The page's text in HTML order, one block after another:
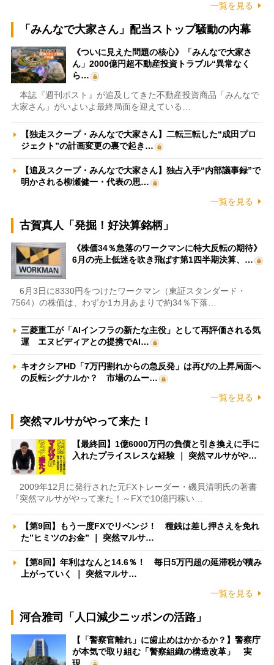
一覧を見る
「みんなで大家さん」配当ストップ騒動の内幕
《ついに見えた問題の核心》「みんなで大家さ
ん」2000億円超不動産投資トラブル“異常なく
ら…
本誌『週刊ポスト』が追及してきた不動産投資商品「みんなで
大家さん」がいよいよ最終局面を迎えている…
【独走スクープ・みんなで大家さん】二転三転した“成田プロ
ジェクト”の計画変更の裏で起き…
【追及スクープ・みんなで大家さん】独占入手“内部議事録”で
明かされる柳瀬健一・代表の思…
一覧を見る
古賀真人「発掘！好決算銘柄」
《株価34％急落のワークマンに特大反転の期待》
6月の売上低迷を吹き飛ばす第1四半期決算、…
6月3日に8330円をつけたワークマン（東証スタンダード・
7564）の株価は、わずか1カ月あまりで約34％下落…
三菱重工が「AIインフラの新たな主役」として再評価される気
運 エヌビディアとの提携でAI…
キオクシアHD「7万円割れからの急反発」は再びの上昇局面へ
の反転シグナルか？ 市場のムー…
一覧を見る
突然マルサがやって来た！
【最終回】1億6000万円の負債と引き換えに手に
入れたプライスレスな経験 ｜ 突然マルサがや…
2009年12月に発行された元FXトレーダー・磯貝清明氏の著書
『突然マルサがやって来た！～FXで10億円稼い…
【第9回】もう一度FXでリベンジ！ 種銭は差し押さえを免れ
た”ヒミツのお金” ｜ 突然マルサ…
【第8回】年利はなんと14.6％！ 毎日5万円超の延滞税が積み
上がっていく ｜ 突然マルサ…
一覧を見る
河合雅司「人口減少ニッポンの活路」
【「警察官離れ」に歯止めはかかるか？】警察庁
が本気で取り組む「警察組織の構造改革」 実